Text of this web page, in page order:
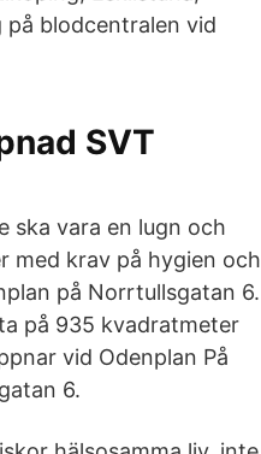
blodcentralen vid
SVT
ska vara en lugn och
med krav på hygien och
på Norrtullsgatan 6.
på 935 kvadratmeter
vid Odenplan På
6.